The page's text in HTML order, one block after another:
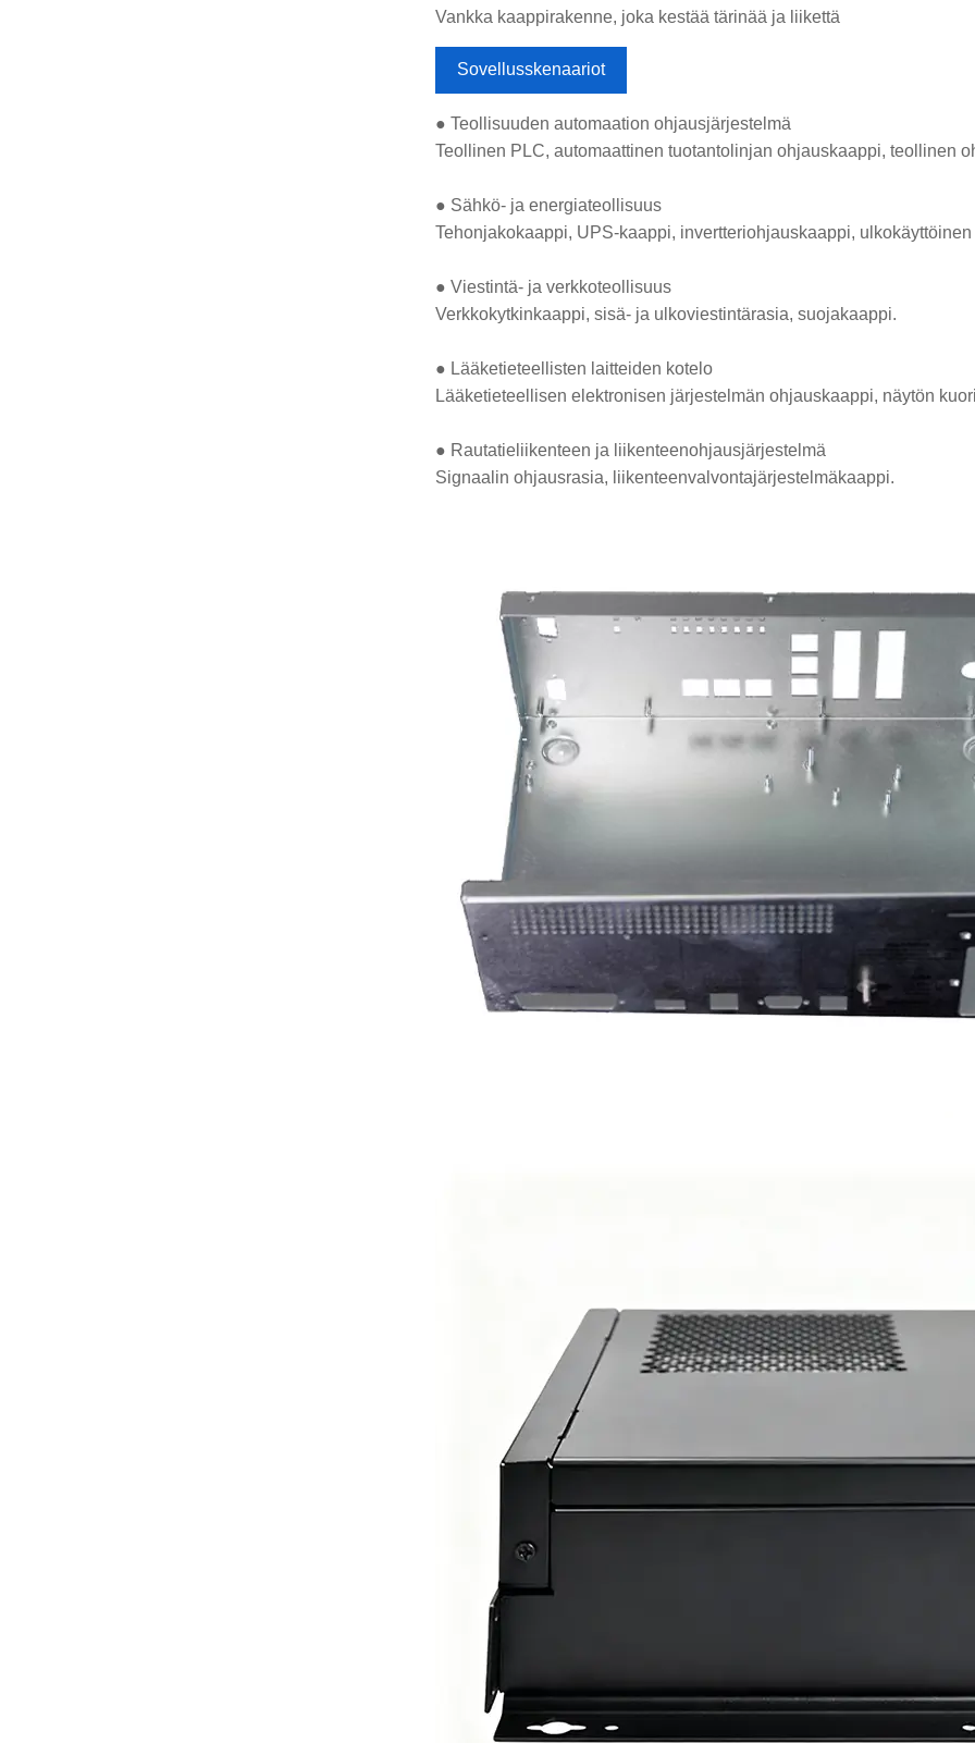
Vankka kaappirakenne, joka kestää tärinää ja liikettä
Sovellusskenaariot
● Teollisuuden automaation ohjausjärjestelmä
Teollinen PLC, automaattinen tuotantolinjan ohjauskaappi, teollinen
● Sähkö- ja energiateollisuus
Tehonjakokaappi, UPS-kaappi, invertteriohjauskaappi,
● Viestintä- ja verkkoteollisuus
Verkkokytkinkaappi, sisä- ja ulkoviestintärasia, suojakaappi.
● Lääketieteellisten laitteiden kotelo
Lääketieteellisen elektronisen järjestelmän ohjauskaappi, näytön
● Rautatieliikenteen ja liikenteenohjausjärjestelmä
Signaalin ohjausrasia, liikenteenvalvontajärjestelmäkaappi.